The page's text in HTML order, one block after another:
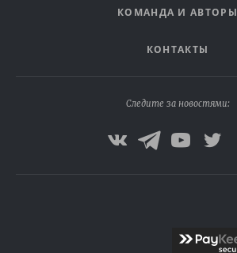
КОМАНДА И АВТОРЫ
КОНТАКТЫ
Следите за новостями: